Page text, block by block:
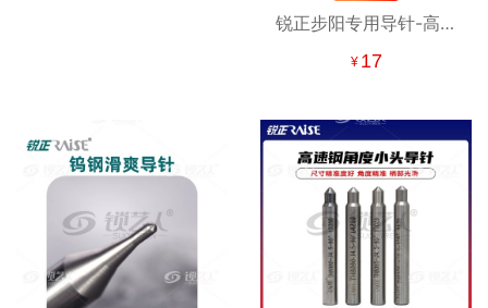
锐正步阳专用导针-高速
钢
¥ 17